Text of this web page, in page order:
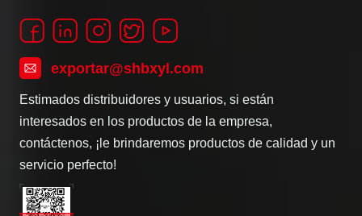
exportar@shbxyl.com
Estimados distribuidores y usuarios, si están
interesados en los productos de la empresa,
contáctenos, ¡le brindaremos productos de calidad y un
servicio perfecto!